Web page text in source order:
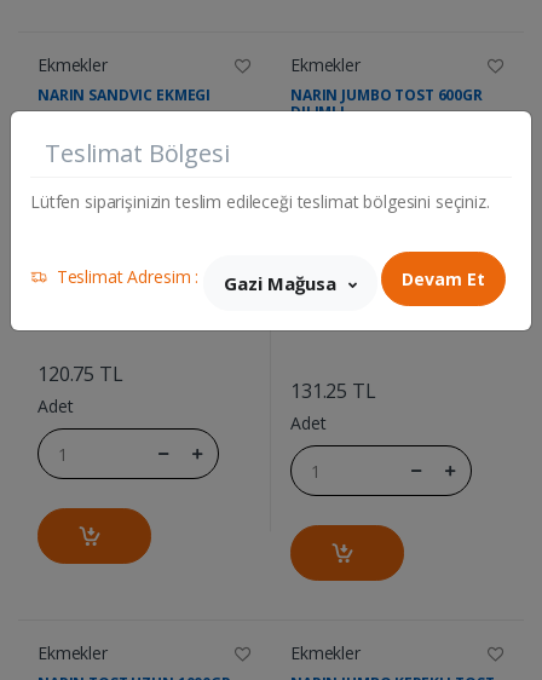
Ekmekler
NARIN SANDVIC EKMEGI
120.75 TL
Adet
Ekmekler
NARIN JUMBO TOST 600GR
DILIMLI
131.25 TL
Adet
Ekmekler Ekmekler
Teslimat Bölgesi
Lütfen siparişinizin teslim edileceği teslimat bölgesini seçiniz.
Teslimat Adresim : Gazi Mağusa Devam Et